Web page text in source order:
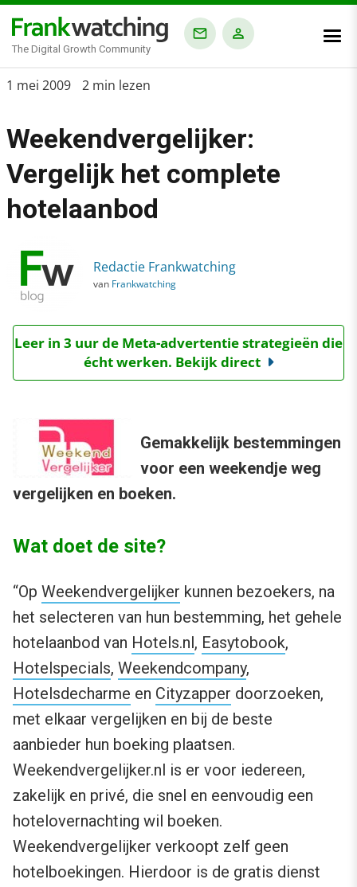
The Digital Growth Community
Home
Blog
›
Weekendvergelijker: Vergelijk het complete hotelaanbod
1 mei 2009 2 min lezen
Weekendvergelijker:
Vergelijk het complete
hotelaanbod
Redactie Frankwatching
van Frankwatching
Leer in 3 uur de Meta-advertentie strategieën die
écht werken. Bekijk direct
Gemakkelijk bestemmingen
voor een weekendje weg
vergelijken en boeken.
Wat doet de site?
“Op Weekendvergelijker kunnen bezoekers, na
het selecteren van hun bestemming, het gehele
hotelaanbod van Hotels.nl, Easytobook,
Hotelspecials, Weekendcompany,
Hotelsdecharme en Cityzapper doorzoeken,
met elkaar vergelijken en bij de beste
aanbieder hun boeking plaatsen.
Weekendvergelijker.nl is er voor iedereen,
zakelijk en privé, die snel en eenvoudig een
hotelovernachting wil boeken.
Weekendvergelijker verkoopt zelf geen
hotelboekingen. Hierdoor is de gratis dienst